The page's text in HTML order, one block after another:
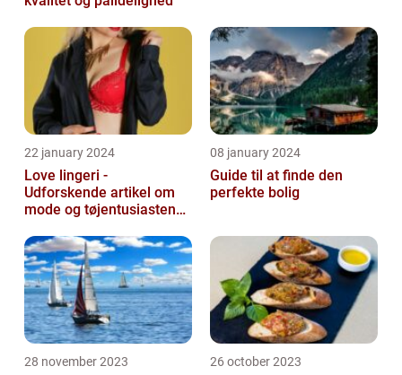
22 january 2024
Love lingeri -
Udforskende artikel om
mode og tøjentusiastens
08 january 2024
Guide til at finde den
perfekte bolig
28 november 2023 26 october 2023